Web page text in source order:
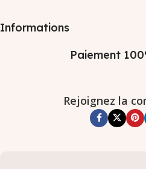
Informations
Paiement
Rejoignez la